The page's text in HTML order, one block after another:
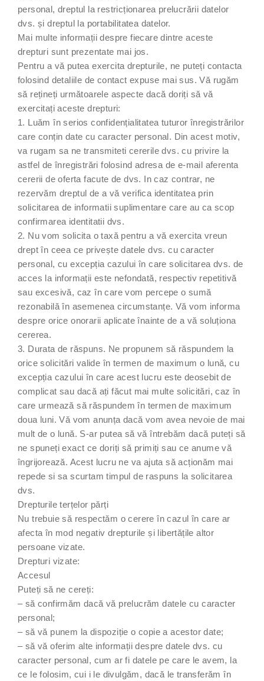
personal, dreptul la restricționarea prelucrării datelor
dvs. și dreptul la portabilitatea datelor.
Mai multe informații despre fiecare dintre aceste
drepturi sunt prezentate mai jos.
Pentru a vă putea exercita drepturile, ne puteți contacta
folosind detaliile de contact expuse mai sus. Vă rugăm
să rețineți următoarele aspecte dacă doriți să vă
exercitați aceste drepturi:
1. Luăm în serios confidențialitatea tuturor înregistrărilor
care conțin date cu caracter personal. Din acest motiv,
va rugam sa ne transmiteti cererile dvs. cu privire la
astfel de înregistrări folosind adresa de e-mail aferenta
cererii de oferta facute de dvs. In caz contrar, ne
rezervăm dreptul de a vă verifica identitatea prin
solicitarea de informatii suplimentare care au ca scop
confirmarea identitatii dvs.
2. Nu vom solicita o taxă pentru a vă exercita vreun
drept în ceea ce privește datele dvs. cu caracter
personal, cu excepția cazului în care solicitarea dvs. de
acces la informații este nefondată, respectiv repetitivă
sau excesivă, caz în care vom percepe o sumă
rezonabilă în asemenea circumstanțe. Vă vom informa
despre orice onorarii aplicate înainte de a vă soluționa
cererea.
3. Durata de răspuns. Ne propunem să răspundem la
orice solicitări valide în termen de maximum o lună, cu
excepția cazului în care acest lucru este deosebit de
complicat sau dacă ați făcut mai multe solicitări, caz în
care urmează să răspundem în termen de maximum
doua luni. Vă vom anunța dacă vom avea nevoie de mai
mult de o lună. S-ar putea să vă întrebăm dacă puteți să
ne spuneți exact ce doriți să primiți sau ce anume vă
îngrijorează. Acest lucru ne va ajuta să acționăm mai
repede si sa scurtam timpul de raspuns la solicitarea
dvs.
Drepturile terțelor părți
Nu trebuie să respectăm o cerere în cazul în care ar
afecta în mod negativ drepturile și libertățile altor
persoane vizate.
Drepturi vizate:
Accesul
Puteți să ne cereți:
– să confirmăm dacă vă prelucrăm datele cu caracter
personal;
– să vă punem la dispoziție o copie a acestor date;
– să vă oferim alte informații despre datele dvs. cu
caracter personal, cum ar fi datele pe care le avem, la
ce le folosim, cui i le divulgăm, dacă le transferăm în